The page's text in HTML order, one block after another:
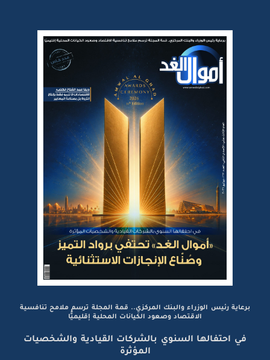
برعاية رئيس الوزراء والبنك المركزي.. قمة المجلة ترسم ملامح تنافسية
الاقتصاد وصعود الكيانات المحلية إقليميًّا
في احتفالها السنوي بالشركات القيادية والشخصيات
المؤثرة